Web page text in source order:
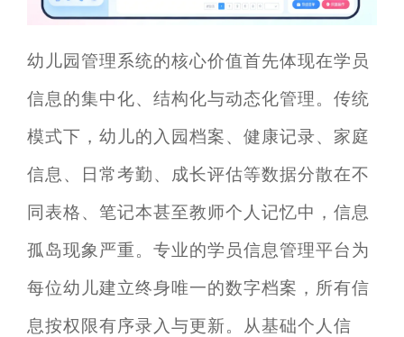
幼儿园管理系统的核心价值首先体现在学员
信息的集中化、结构化与动态化管理。传统
模式下，幼儿的入园档案、健康记录、家庭
信息、日常考勤、成长评估等数据分散在不
同表格、笔记本甚至教师个人记忆中，信息
孤岛现象严重。专业的学员信息管理平台为
每位幼儿建立终身唯一的数字档案，所有信
息按权限有序录入与更新。从基础个人信